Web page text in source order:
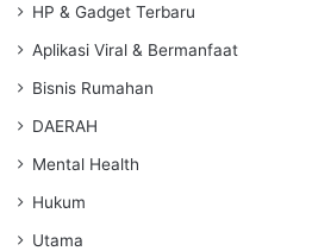
HP & Gadget Terbaru
Aplikasi Viral & Bermanfaat
Bisnis Rumahan
DAERAH
Mental Health
Hukum
Utama